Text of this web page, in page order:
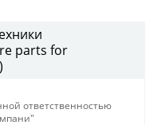
parts for
ответственностью